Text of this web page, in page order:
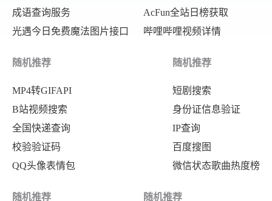
成语查询服务
光遇今日免费魔法图片接口
AcFun全站日榜获取
哔哩哔哩视频详情
随机推荐
MP4转GIFAPI
B站视频搜索
全国快递查询
校验验证码
QQ头像表情包
随机推荐
短剧搜索
身份证信息验证
IP查询
百度搜图
微信状态歌曲热度榜
随机推荐 随机推荐